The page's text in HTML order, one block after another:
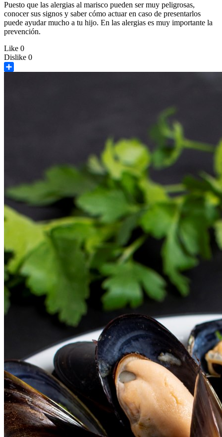
Puesto que las alergias al marisco pueden ser muy peligrosas,
conocer sus signos y saber cómo actuar en caso de presentarlos
puede ayudar mucho a tu hijo. En las alergias es muy importante la
prevención.
Like 0
Dislike 0